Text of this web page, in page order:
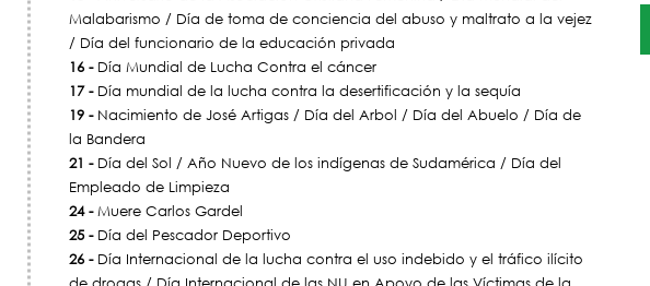
Malabarismo / Día de toma de conciencia del abuso y maltrato a la vejez
/ Día del funcionario de la educación privada
16 -Día Mundial de Lucha Contra el cáncer
17 -Día mundial de la lucha contra la desertificación y la sequía
19 -Nacimiento de José Artigas / Día del Arbol / Día del Abuelo / Día de
la Bandera
21 -Día del Sol / Año Nuevo de los indígenas de Sudamérica / Día del
Empleado de Limpieza
24 -Muere Carlos Gardel
25 -Día del Pescador Deportivo
26 -Día Internacional de la lucha contra el uso indebido y el tráfico ilícito